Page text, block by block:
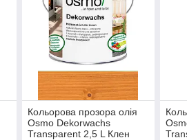
Кольорова прозора олія
Osmo Dekorwachs
Transparent 2,5 L Клен